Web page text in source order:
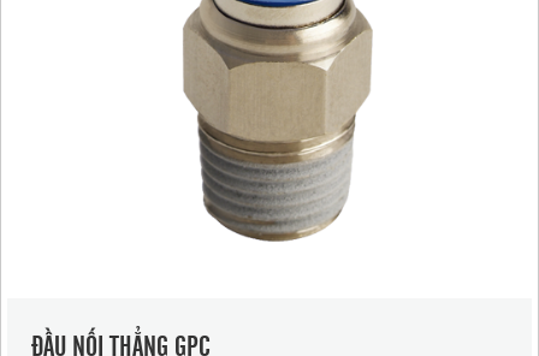
ĐẦU NỐI THẲNG GPC